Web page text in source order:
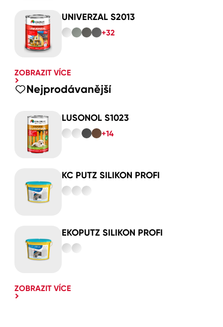
UNIVERZAL S2013
+32
ZOBRAZIT VÍCE
Nejprodávanější
LUSONOL S1023
+14
KC PUTZ SILIKON PROFI
EKOPUTZ SILIKON PROFI
ZOBRAZIT VÍCE